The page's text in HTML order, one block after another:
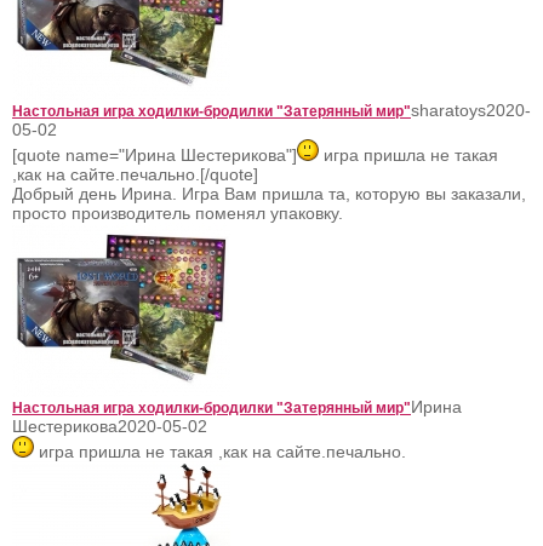
Настольная игра ходилки-бродилки "Затерянный мир"sharatoys2020-
05-02
[quote name="Ирина Шестерикова"]
игра пришла не такая
,как на сайте.печально.[/quote]
Добрый день Ирина. Игра Вам пришла та, которую вы заказали,
просто производитель поменял упаковку.
Настольная игра ходилки-бродилки "Затерянный мир"Ирина
Шестерикова2020-05-02
игра пришла не такая ,как на сайте.печально.